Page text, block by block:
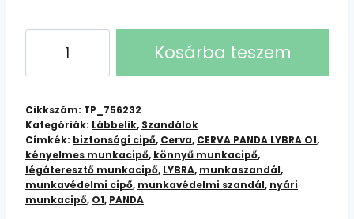
PANDA
LYBRA
O1
Munkaszandál:
Kényelmes
és
Biztonságos
Munkahelyi
Kosárba teszem
Cikkszám: TP_756232
Kategóriák: Lábbelik, Szandálok
Címkék: biztonsági cipő, Cerva, CERVA PANDA LYBRA O1,
kényelmes munkacipő, könnyű munkacipő,
légáteresztő munkacipő, LYBRA, munkaszandál,
munkavédelmi cipő, munkavédelmi szandál, nyári
munkacipő, O1, PANDA